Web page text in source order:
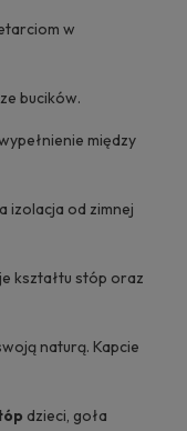
w
bucików.
między
izolacja od zimnej
kształtu stóp oraz
naturą. Kapcie
dzieci, goła